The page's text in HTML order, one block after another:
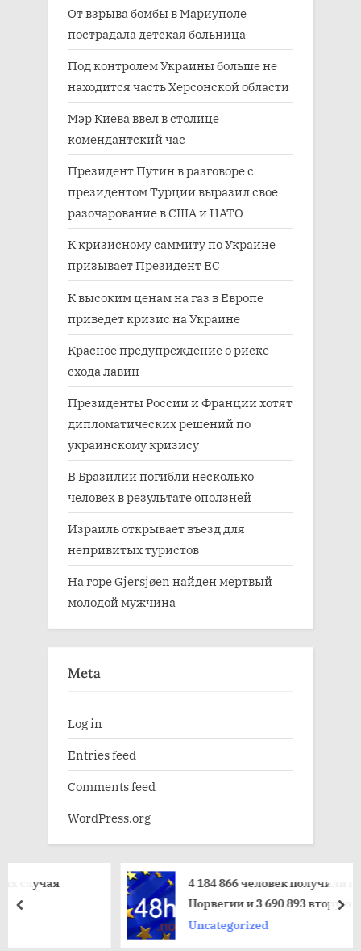
От взрыва бомбы в Мариуполе
пострадала детская больница
Под контролем Украины больше не
находится часть Херсонской области
Мэр Киева ввел в столице
комендантский час
Президент Путин в разговоре с
президентом Турции выразил свое
разочарование в США и НАТО
К кризисному саммиту по Украине
призывает Президент ЕС
К высоким ценам на газ в Европе
приведет кризис на Украине
Красное предупреждение о риске
схода лавин
Президенты России и Франции хотят
дипломатических решений по
украинскому кризису
В Бразилии погибли несколько
человек в результате оползней
Израиль открывает въезд для
непривитых туристов
На горе Gjersjøen найден мертвый
молодой мужчина
Meta
Log in
Entries feed
Comments feed
WordPress.org
4 184 866 человек получили первую
Норвегии и 3 690 893 вторую
Uncategorized
пред